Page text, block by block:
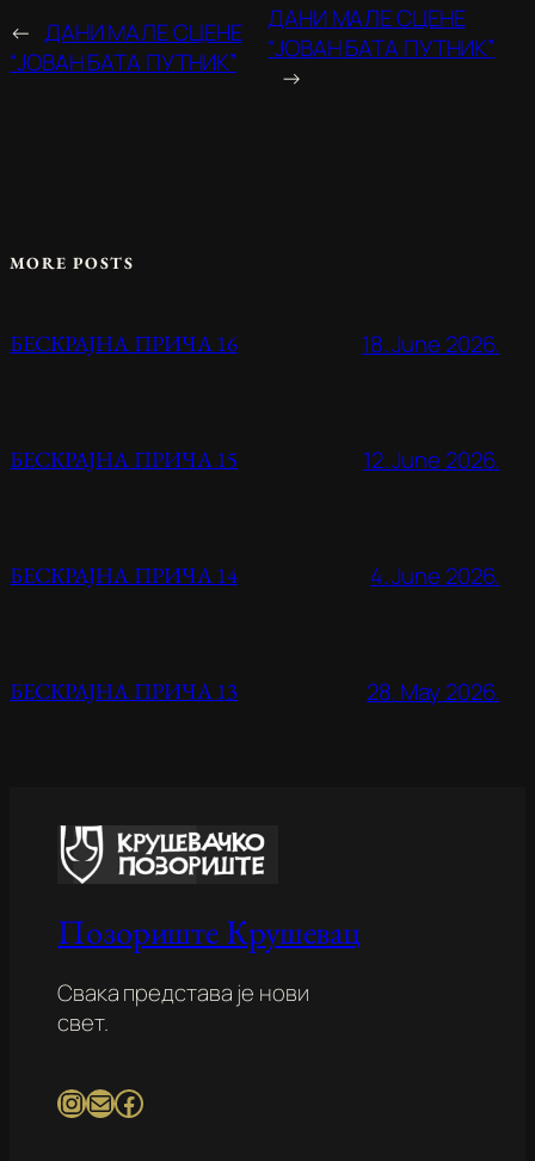
← ДАНИ МАЛЕ СЦЕНЕ
“ЈОВАН БАТА ПУТНИК”
ДАНИ МАЛЕ СЦЕНЕ
“ЈОВАН БАТА ПУТНИК”
→
MORE POSTS
БЕСКРАЈНА ПРИЧА 16 18. June 2026.
БЕСКРАЈНА ПРИЧА 15 12. June 2026.
БЕСКРАЈНА ПРИЧА 14 4. June 2026.
БЕСКРАЈНА ПРИЧА 13 28. May 2026.
Позориште Крушевац
Свака представа је нови
свет.
InstagramMail Facebook